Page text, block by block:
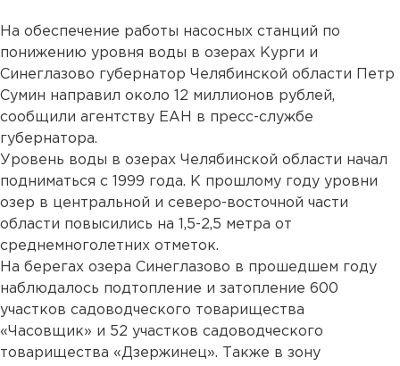
На обеспечение работы насосных станций по
понижению уровня воды в озерах Курги и
Синеглазово губернатор Челябинской области Петр
Сумин направил около 12 миллионов рублей,
сообщили агентству ЕАН в пресс-службе
губернатора.
Уровень воды в озерах Челябинской области начал
подниматься с 1999 года. К прошлому году уровни
озер в центральной и северо-восточной части
области повысились на 1,5-2,5 метра от
среднемноголетних отметок.
На берегах озера Синеглазово в прошедшем году
наблюдалось подтопление и затопление 600
участков садоводческого товарищества
«Часовщик» и 52 участков садоводческого
товарищества «Дзержинец». Также в зону